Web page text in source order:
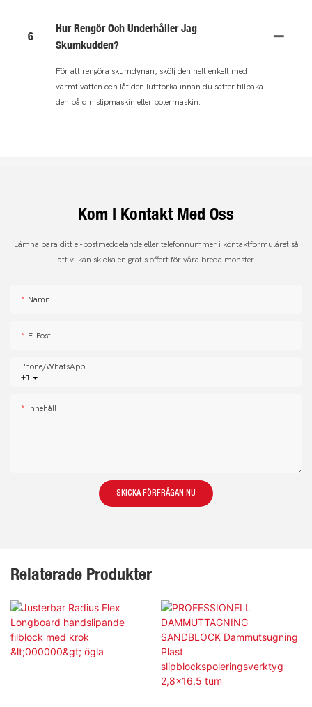
6
Hur Rengör Och Underhåller Jag
Skumkudden?
För att rengöra skumdynan, skölj den helt enkelt med
varmt vatten och låt den lufttorka innan du sätter tillbaka
den på din slipmaskin eller polermaskin.
Kom I Kontakt Med Oss
Lämna bara ditt e -postmeddelande eller telefonnummer i kontaktformuläret så
att vi kan skicka en gratis offert för våra breda mönster
Namn
E-Post
+1
Phone/whatsApp
Innehåll
SKICKA FÖRFRÅGAN NU
Relaterade Produkter